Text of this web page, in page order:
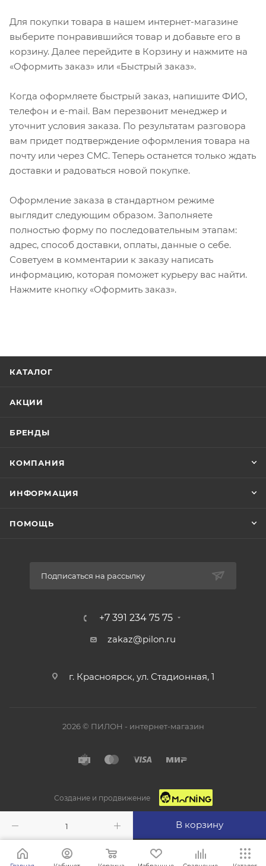
В корзину
Для покупки товара в нашем интернет-магазине
выберите понравившийся товар и добавьте его в
корзину. Далее перейдите в Корзину и нажмите на
«Оформить заказ» или «Быстрый заказ».
Когда оформляете быстрый заказ, напишите ФИО,
телефон и e-mail. Вам перезвонит менеджер и
уточнит условия заказа. По результатам разговора
вам придет подтверждение оформления товара на
почту или через СМС. Теперь останется только ждать
доставки и радоваться новой покупке.
Оформление заказа в стандартном режиме
выглядит следующим образом. Заполняете
полностью форму по последовательным этапам:
адрес, способ доставки, оплаты, данные о себе.
Советуем в комментарии к заказу написать
информацию, которая поможет курьеру вас найти.
Нажмите кнопку «Оформить заказ».
КАТАЛОГ
АКЦИИ
БРЕНДЫ
КОМПАНИЯ
ИНФОРМАЦИЯ
ПОМОЩЬ
Подписаться на рассылку
+7 391 234 75 75
zakaz@pilon.ru
г. Красноярск, ул. Стадионная, 1
2026 © ПИЛОН - интернет-магазин
Создание и продвижение